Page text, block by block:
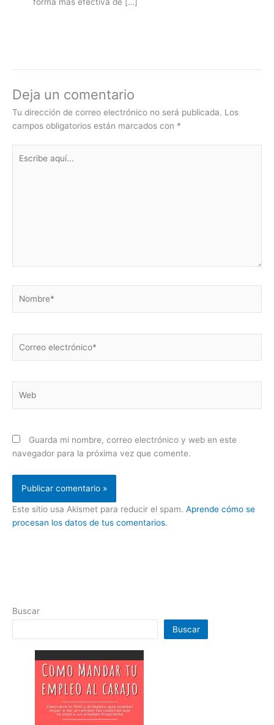
Deja un comentario
Tu dirección de correo electrónico no será publicada. Los
campos obligatorios están marcados con *
aquí...
electrónico*
Guarda mi nombre, correo electrónico y web en este
navegador para la próxima vez que comente.
Este sitio usa Akismet para reducir el spam. Aprende cómo se
procesan los datos de tus comentarios.
Buscar
Buscar